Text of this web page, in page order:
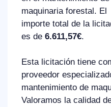
maquinaria forestal. El
importe total de la
es de 6.611,57€.
Esta licitación tiene
proveedor
mantenimiento de
Valoramos la calidad